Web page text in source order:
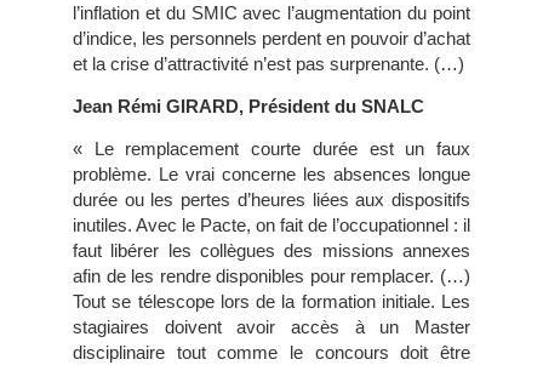
l’inflation et du SMIC avec l’augmentation du point
d’indice, les personnels perdent en pouvoir d’achat
et la crise d’attractivité n’est pas surprenante. (…)
Jean Rémi GIRARD, Président du SNALC
« Le remplacement courte durée est un faux
problème. Le vrai concerne les absences longue
durée ou les pertes d’heures liées aux dispositifs
inutiles. Avec le Pacte, on fait de l’occupationnel : il
faut libérer les collègues des missions annexes
afin de les rendre disponibles pour remplacer. (…)
Tout se télescope lors de la formation initiale. Les
stagiaires doivent avoir accès à un Master
disciplinaire tout comme le concours doit être